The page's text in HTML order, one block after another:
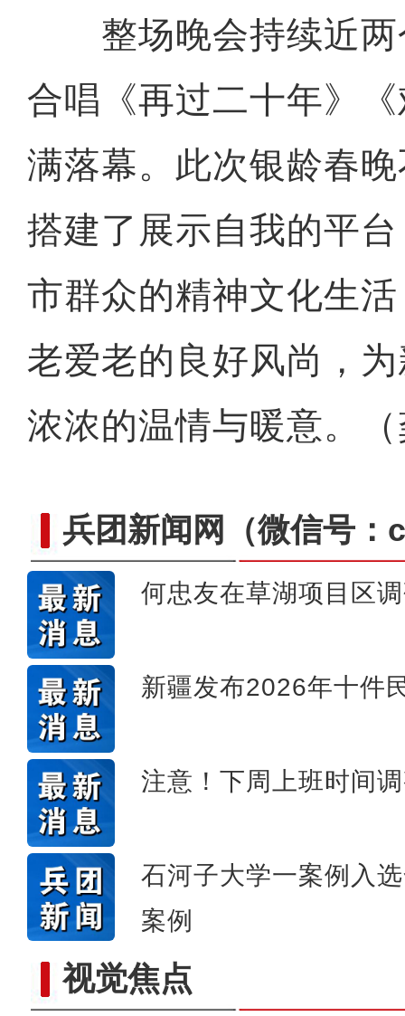
整场晚会持续近两
合唱《再过二十年》
满落幕。此次银龄春
搭建了展示自我的平
市群众的精神文化生
老爱老的良好风尚，
浓浓的温情与暖意。
兵团新闻网 （微信号
何忠友在草湖项目区
新疆发布2026年十件
注意！下周上班时间
石河子大学一案例入
案例
视觉焦点